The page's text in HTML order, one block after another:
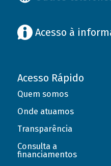
Acesso à
Acesso Rápido
Quem somos
Onde atuamos
Transparência
Consulta a
financiamentos